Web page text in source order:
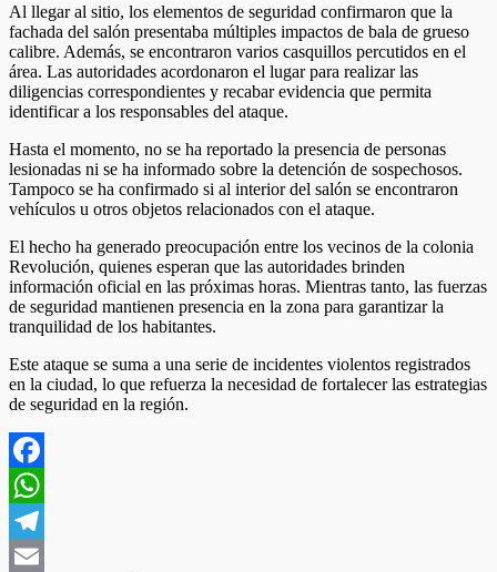
Al llegar al sitio, los elementos de seguridad confirmaron que la
fachada del salón presentaba múltiples impactos de bala de grueso
calibre. Además, se encontraron varios casquillos percutidos en el
área. Las autoridades acordonaron el lugar para realizar las
diligencias correspondientes y recabar evidencia que permita
identificar a los responsables del ataque.
Hasta el momento, no se ha reportado la presencia de personas
lesionadas ni se ha informado sobre la detención de sospechosos.
Tampoco se ha confirmado si al interior del salón se encontraron
vehículos u otros objetos relacionados con el ataque.
El hecho ha generado preocupación entre los vecinos de la colonia
Revolución, quienes esperan que las autoridades brinden
información oficial en las próximas horas. Mientras tanto, las fuerzas
de seguridad mantienen presencia en la zona para garantizar la
tranquilidad de los habitantes.
Este ataque se suma a una serie de incidentes violentos registrados
en la ciudad, lo que refuerza la necesidad de fortalecer las estrategias
de seguridad en la región.
Facebook
WhatsApp
Telegram